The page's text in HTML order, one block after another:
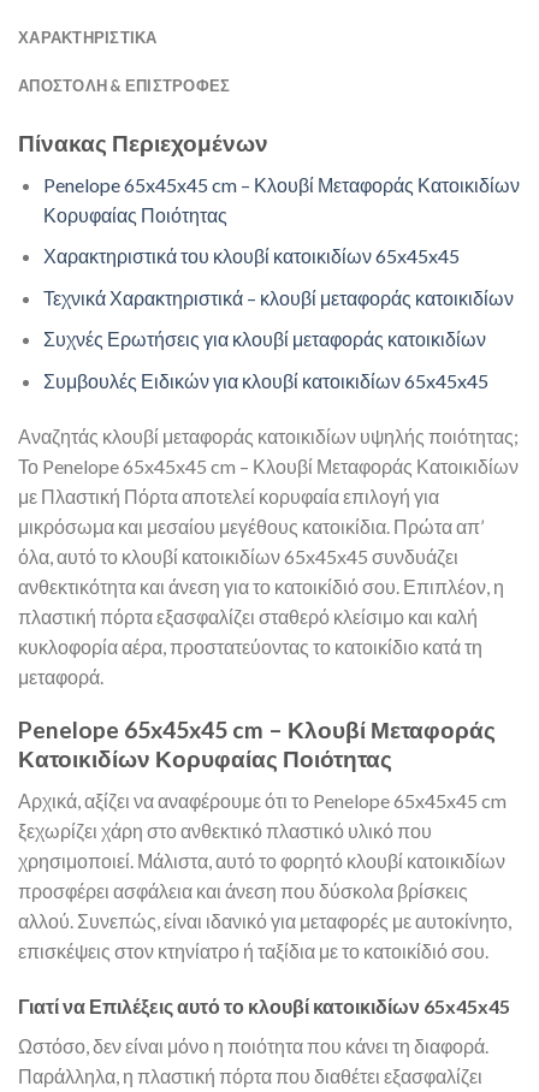
ΧΑΡΑΚΤΗΡΙΣΤΙΚΑ
ΑΠΟΣΤΟΛΉ & ΕΠΙΣΤΡΟΦΈΣ
Πίνακας Περιεχομένων
Penelope 65x45x45 cm – Κλουβί Μεταφοράς Κατοικιδίων
Κορυφαίας Ποιότητας
Χαρακτηριστικά του κλουβί κατοικιδίων 65x45x45
Τεχνικά Χαρακτηριστικά – κλουβί μεταφοράς κατοικιδίων
Συχνές Ερωτήσεις για κλουβί μεταφοράς κατοικιδίων
Συμβουλές Ειδικών για κλουβί κατοικιδίων 65x45x45
Αναζητάς κλουβί μεταφοράς κατοικιδίων υψηλής ποιότητας;
Το Penelope 65x45x45 cm – Κλουβί Μεταφοράς Κατοικιδίων
με Πλαστική Πόρτα αποτελεί κορυφαία επιλογή για
μικρόσωμα και μεσαίου μεγέθους κατοικίδια. Πρώτα απ’
όλα, αυτό το κλουβί κατοικιδίων 65x45x45 συνδυάζει
ανθεκτικότητα και άνεση για το κατοικίδιό σου. Επιπλέον, η
πλαστική πόρτα εξασφαλίζει σταθερό κλείσιμο και καλή
κυκλοφορία αέρα, προστατεύοντας το κατοικίδιο κατά τη
μεταφορά.
Penelope 65x45x45 cm – Κλουβί Μεταφοράς
Κατοικιδίων Κορυφαίας Ποιότητας
Αρχικά, αξίζει να αναφέρουμε ότι το Penelope 65x45x45 cm
ξεχωρίζει χάρη στο ανθεκτικό πλαστικό υλικό που
χρησιμοποιεί. Μάλιστα, αυτό το φορητό κλουβί κατοικιδίων
προσφέρει ασφάλεια και άνεση που δύσκολα βρίσκεις
αλλού. Συνεπώς, είναι ιδανικό για μεταφορές με αυτοκίνητο,
επισκέψεις στον κτηνίατρο ή ταξίδια με το κατοικίδιό σου.
Γιατί να Επιλέξεις αυτό το κλουβί κατοικιδίων 65x45x45
Ωστόσο, δεν είναι μόνο η ποιότητα που κάνει τη διαφορά.
Παράλληλα, η πλαστική πόρτα που διαθέτει εξασφαλίζει